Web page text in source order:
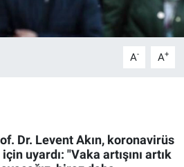
A- A+
Dr. Levent Akın, koronavirüs
uyardı: "Vaka artışını artık